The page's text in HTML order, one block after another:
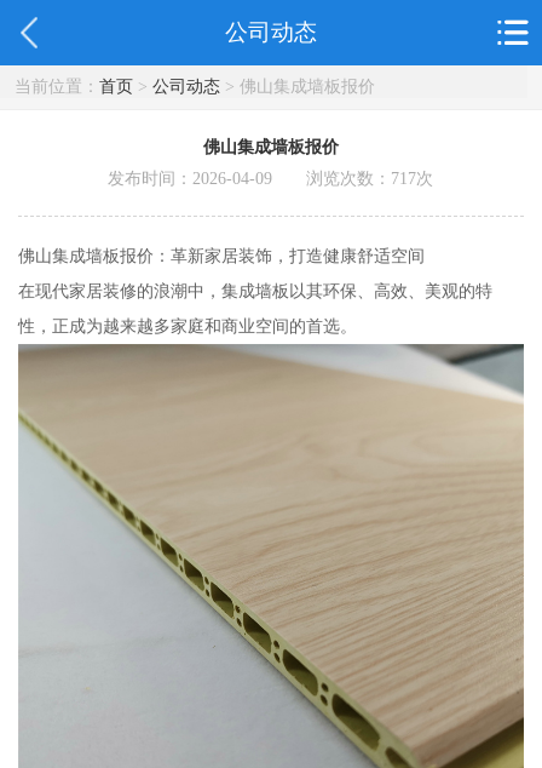
公司动态
当前位置： 首页> 公司动态> 佛山集成墙板报价
佛山集成墙板报价
发布时间：2026-04-09 浏览次数： 717次
佛山集成墙板报价：革新家居装饰，打造健康舒适空间
在现代家居装修的浪潮中，集成墙板以其环保、高效、美观的特
性，正成为越来越多家庭和商业空间的首选。